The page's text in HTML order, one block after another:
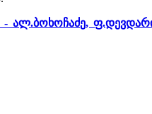
ალ.ბოხოჩაძე,